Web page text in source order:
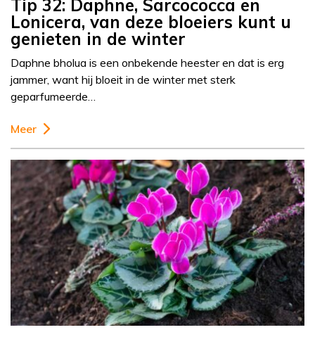
Tip 32: Daphne, Sarcococca en
Lonicera, van deze bloeiers kunt u
genieten in de winter
Daphne bholua is een onbekende heester en dat is erg
jammer, want hij bloeit in de winter met sterk
geparfumeerde…
Meer